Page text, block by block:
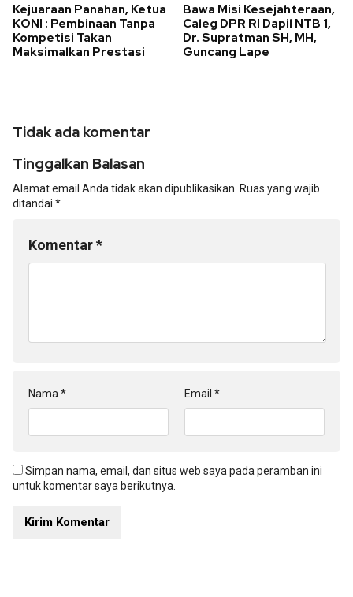
Kejuaraan Panahan, Ketua
KONI : Pembinaan Tanpa
Kompetisi Takan
Maksimalkan Prestasi
Bawa Misi Kesejahteraan,
Caleg DPR RI Dapil NTB 1,
Dr. Supratman SH, MH,
Guncang Lape
Tidak ada komentar
Tinggalkan Balasan
Alamat email Anda tidak akan dipublikasikan. Ruas yang wajib
ditandai *
Komentar*
Nama * Email *
Simpan nama, email, dan situs web saya pada peramban ini
untuk komentar saya berikutnya.